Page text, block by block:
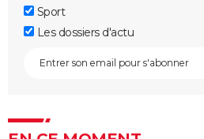
Sport
Les dossiers d'actu